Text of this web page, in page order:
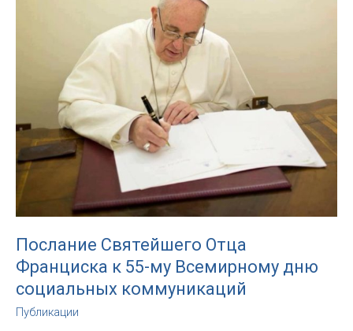
Послание Святейшего Отца
Франциска к 55-му Всемирному дню
социальных коммуникаций
Публикации